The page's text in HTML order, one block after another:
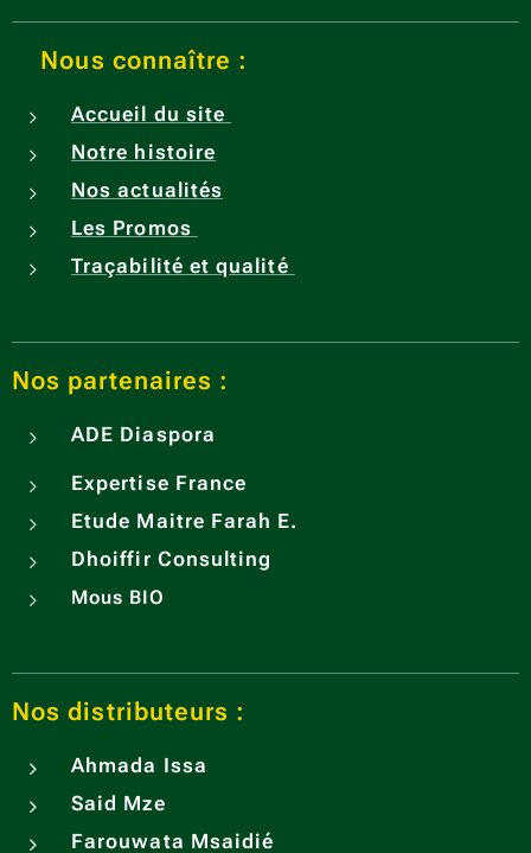
Nous connaître :
Accueil du site
Notre histoire
Nos actualités
Les Promos
Traçabilité et qualité
Nos partenaires :
ADE Diaspora
Expertise France
Etude Maitre Farah E.
Dhoiffir Consulting
Mous BIO
Nos distributeurs :
Ahmada Issa
Said Mze
Farouwata Msaidié